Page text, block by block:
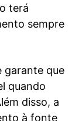
terá
sempre
garante que
quando
disso, a
à fonte